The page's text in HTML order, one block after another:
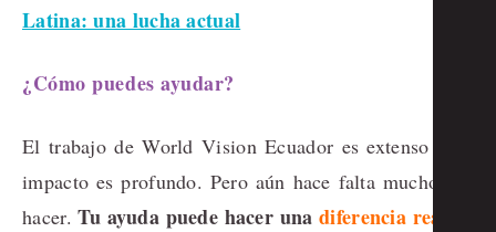
Latina: una lucha actual
¿Cómo puedes ayudar?
El trabajo de World Vision Ecuador es extenso y su
impacto es profundo. Pero aún hace falta mucho por
hacer.Tu ayuda puede hacer unadiferencia real